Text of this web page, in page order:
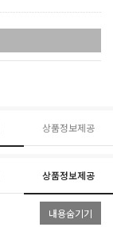
상품정보제공
상품정보제공
내용숨기기